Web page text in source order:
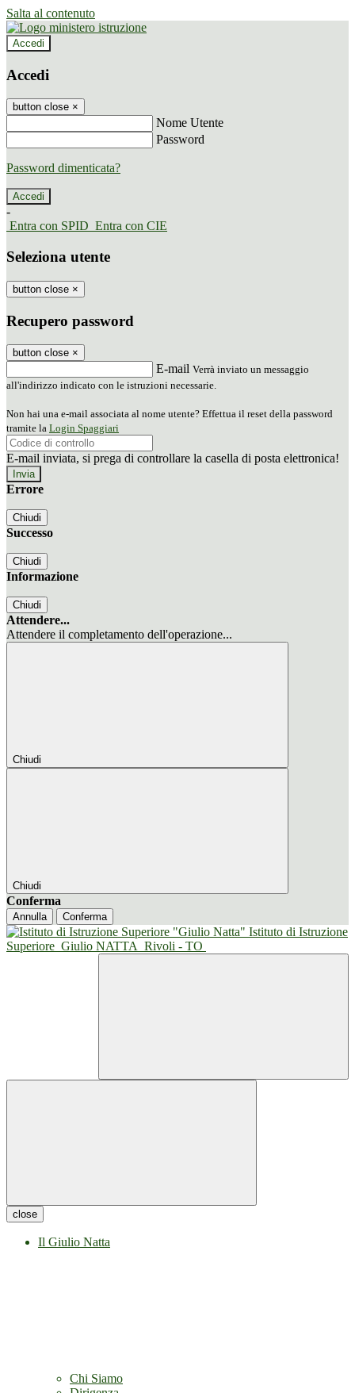
Salta al contenuto
Accedi
Accedi
button close ×
Nome Utente
Password
Password dimenticata?
-
Entra con SPID Entra con CIE
Seleziona utente
button close ×
Recupero password
button close ×
E-mail Verrà inviato un messaggio
all'indirizzo indicato con le istruzioni necessarie.
Non hai una e-mail associata al nome utente? Effettua il reset della password
tramite la Login Spaggiari
E-mail inviata, si prega di controllare la casella di posta elettronica!
Errore
Chiudi
Successo
Chiudi
Informazione
Chiudi
Attendere...
Attendere il completamento dell'operazione...
Chiudi
Chiudi
Conferma
Annulla Conferma
Istituto di Istruzione
Superiore Giulio NATTA Rivoli - TO
close
Il Giulio Natta
Chi Siamo